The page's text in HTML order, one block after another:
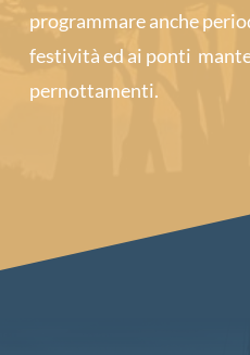
programmare anche
festività ed ai ponti
pernottamenti.